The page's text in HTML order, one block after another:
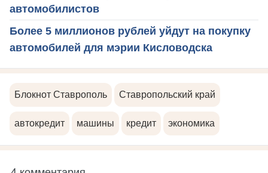
автомобилистов
Более 5 миллионов рублей уйдут на покупку
автомобилей для мэрии Кисловодска
Блокнот Ставрополь Ставропольский край
автокредит машины кредит экономика